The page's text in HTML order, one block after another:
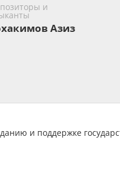
и
Азиз
и поддержке